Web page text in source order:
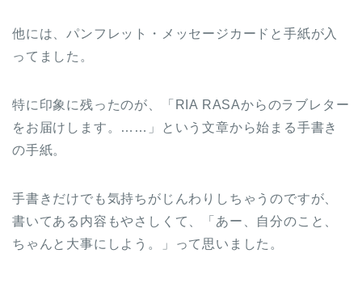
他には、パンフレット・メッセージカードと手紙が入
ってました。
特に印象に残ったのが、「RIA RASAからのラブレター
をお届けします。……」という文章から始まる手書き
の手紙。
手書きだけでも気持ちがじんわりしちゃうのですが、
書いてある内容もやさしくて、「あー、自分のこと、
ちゃんと大事にしよう。」って思いました。